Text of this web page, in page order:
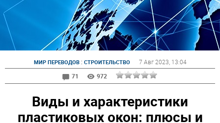
МИР ПЕРЕВОДОВ: СТРОИТЕЛЬСТВО 7 Авг 2023 , 13:04
71
972
Виды и характеристики
пластиковых окон: плюсы и